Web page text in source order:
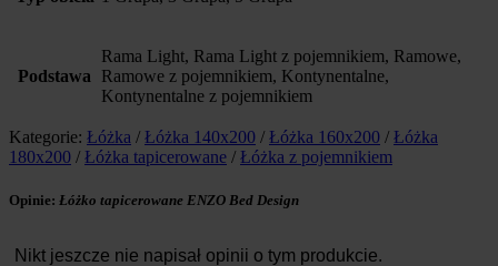
Podstawa
Rama Light, Rama Light z pojemnikiem, Ramowe,
Ramowe z pojemnikiem, Kontynentalne,
Kontynentalne z pojemnikiem
Kategorie: Łóżka / Łóżka 140x200 / Łóżka 160x200 / Łóżka
180x200 / Łóżka tapicerowane / Łóżka z pojemnikiem
Opinie: Łóżko tapicerowane ENZO Bed Design
Nikt jeszcze nie napisał opinii o tym produkcie.